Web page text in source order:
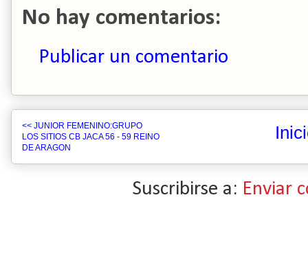
No hay comentarios:
Publicar un comentario
<< JUNIOR FEMENINO:GRUPO
LOS SITIOS CB JACA 56 - 59 REINO
DE ARAGON
Suscribirse a: Enviar